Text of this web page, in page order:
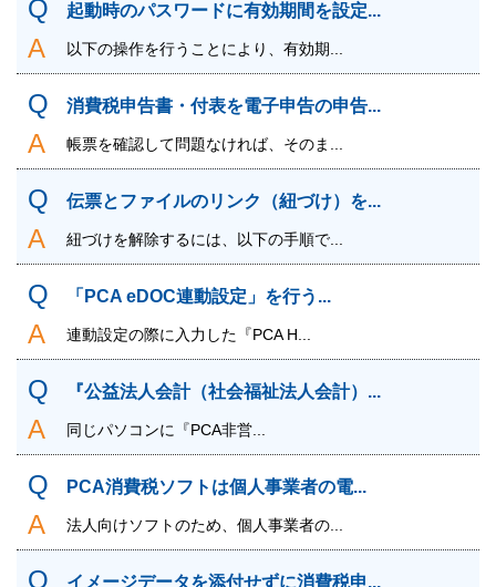
起動時のパスワードに有効期間を設定...
以下の操作を行うことにより、有効期...
消費税申告書・付表を電子申告の申告...
帳票を確認して問題なければ、そのま...
伝票とファイルのリンク（紐づけ）を...
紐づけを解除するには、以下の手順で...
「PCA eDOC連動設定」を行う...
連動設定の際に入力した『PCA H...
『公益法人会計（社会福祉法人会計）...
同じパソコンに『PCA非営...
PCA消費税ソフトは個人事業者の電...
法人向けソフトのため、個人事業者の...
イメージデータを添付せずに消費税申...